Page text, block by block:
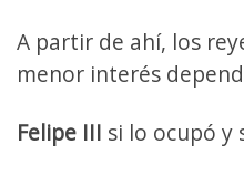
A partir de ahí, los
menor interés
Felipe III si lo ocupó y